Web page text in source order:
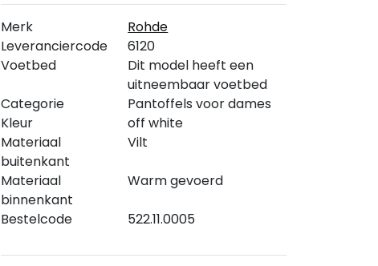
Merk
Rohde
Leveranciercode
6120
Voetbed
Dit model heeft een
uitneembaar voetbed
Categorie
Pantoffels voor dames
Kleur
off white
Materiaal
buitenkant
Vilt
Materiaal
binnenkant
Warm gevoerd
Bestelcode 522.11.0005